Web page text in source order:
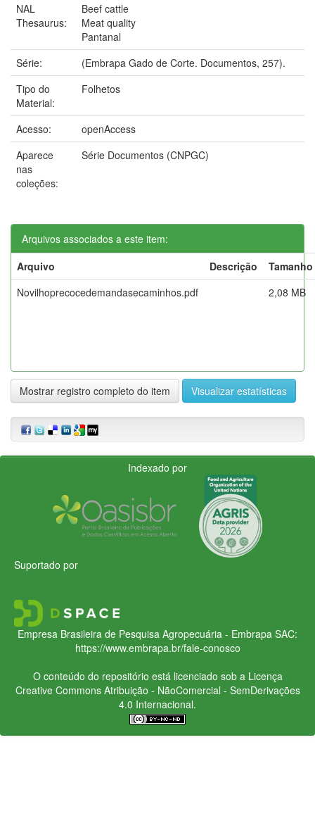
NAL
Thesaurus:
Beef cattle
Meat quality
Pantanal
Série:
(Embrapa Gado de Corte. Documentos, 257).
Tipo do
Material:
Folhetos
Acesso:
openAccess
Aparece
nas
coleções:
Série Documentos (CNPGC)
Arquivos associados a este item:
Arquivo
Descrição
Tamanho
Novilhoprecocedemandasecaminhos.pdf
2,08 MB
Mostrar registro completo do item Visualizar estatísticas
Indexado por
Suportado por
Empresa Brasileira de Pesquisa Agropecuária - Embrapa SAC:
https://www.embrapa.br/fale-conosco
O conteúdo do repositório está licenciado sob a Licença
Creative CommonsAtribuição - NãoComercial - SemDerivações
4.0 Internacional.